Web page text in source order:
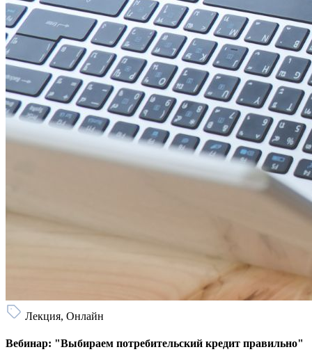
Лекция, Онлайн
Вебинар: "Выбираем потребительский кредит правильно"